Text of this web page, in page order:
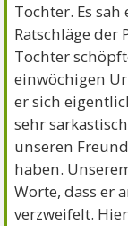
Tochter. Es
Ratschläge der
Tochter
einwöchigen
er sich
sehr
unseren
haben.
Worte, dass er
verzweifelt.